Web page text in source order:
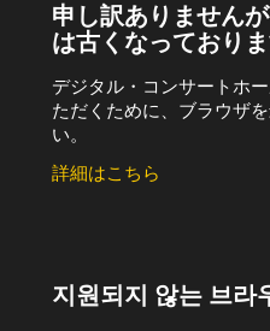
申し訳ありません
は古くなっており
デジタル・コンサートホ
ただくために、ブラウザ
い。
詳細はこちら
지원되지 않는 브라